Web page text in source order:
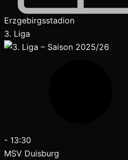
Erzgebirgsstadion
3. Liga
- 13:30
MSV Duisburg